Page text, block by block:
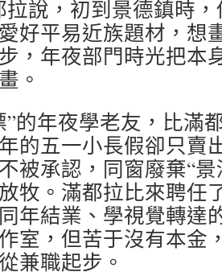
拉說，初到景德鎮時
好平易近族題材，想
，年夜部門時光把本
。
”的年夜學老友，比滿
的五一小長假卻只賣
被承認，同窗廢棄“
牧。滿都拉比來聘任
年結業、學視覺轉達
室，但苦于沒有本金
兼職起步。